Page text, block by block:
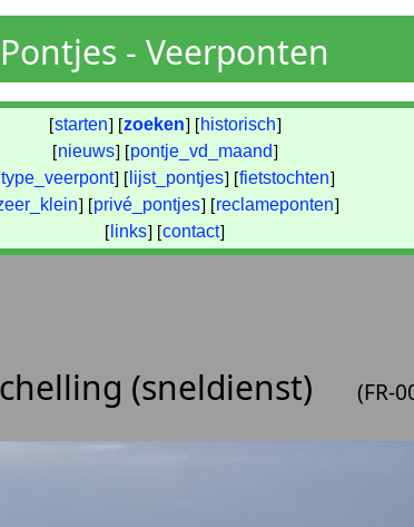
Pontjes - Veerponten
[starten] [zoeken] [ historisch]
[nieuws] [pontje_vd_maand]
type_veerpont] [ lijst_pontjes] [fietstochten]
] [privé_pontjes] [reclameponten]
[ links] [contact]
(sneldienst) (FR-